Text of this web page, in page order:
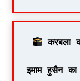
करबला